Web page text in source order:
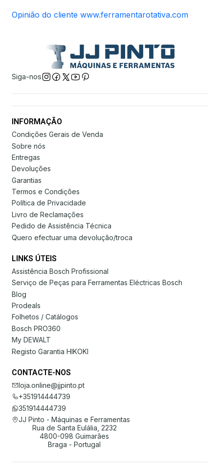
Opinião do cliente www.ferramentarotativa.com
Siga-nos
INFORMAÇÃO
Condições Gerais de Venda
Sobre nós
Entregas
Devoluções
Garantias
Termos e Condições
Política de Privacidade
Livro de Reclamações
Pedido de Assistência Técnica
Quero efectuar uma devolução/troca
LINKS ÚTEIS
Assistência Bosch Profissional
Serviço de Peças para Ferramentas Eléctricas Bosch
Blog
Prodeals
Folhetos / Catálogos
Bosch PRO360
My DEWALT
Registo Garantia HIKOKI
CONTACTE-NOS
loja.online@jjpinto.pt
+351914444739
351914444739
JJ Pinto - Máquinas e Ferramentas
Rua de Santa Eulália, 2232
4800-098 Guimarães
Braga - Portugal